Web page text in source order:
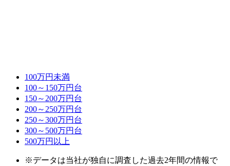
100万円未満
100～150万円台
150～200万円台
200～250万円台
250～300万円台
300～500万円台
500万円以上
※データは当社が独自に調査した過去2年間の情報で